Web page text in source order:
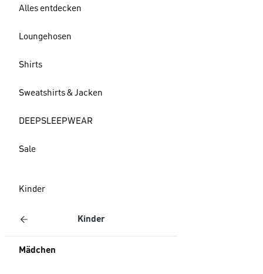
Alles entdecken
Loungehosen
Shirts
Sweatshirts & Jacken
DEEPSLEEPWEAR
Sale
Kinder
Kinder
Mädchen